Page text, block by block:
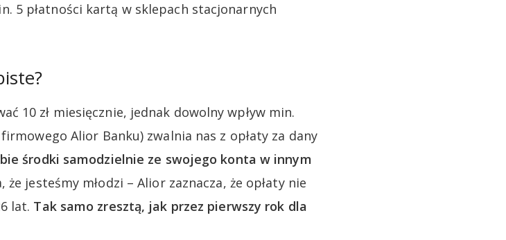
5 płatności kartą w sklepach stacjonarnych
10 zł miesięcznie, jednak dowolny wpływ min.
Alior Banku) zwalnia nas z opłaty za dany
środki samodzielnie ze swojego konta w innym
że jesteśmy młodzi – Alior zaznacza, że opłaty nie
lat. Tak samo zresztą, jak przez pierwszy rok dla